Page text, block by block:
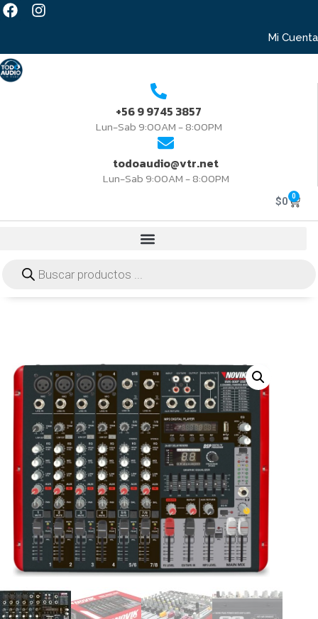
Mi Cuenta
+56 9 9745 3857
Lun-Sab 9:00AM - 8:00PM
todoaudio@vtr.net
Lun-Sab 9:00AM - 8:00PM
$0 0